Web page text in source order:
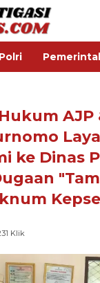
AJP
ke Dinas
Klik